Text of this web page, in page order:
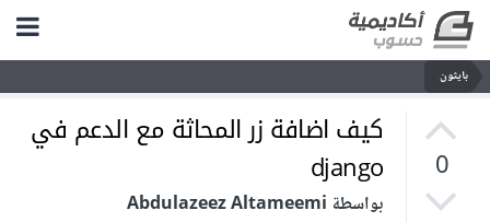
بايثون
0
كيف اضافة زر المحاثة مع الدعم في
django
بواسطة Abdulazeez Altameemi